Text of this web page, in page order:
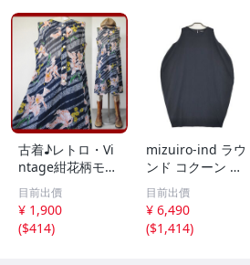
古着♪レトロ・Vi
ntage紺花柄モッ
ズワンピ♪70s60s
70年代60年代ヴ
ィンテージ日本製
Japan昭和ロマン
目前出價
¥ 1,900
($414)
mizuiro-ind ラウ
ンド コクーン ノ
ースリーブ ワン
ピース ネイビー
ミズイロインド 6
-0723M 286215
目前出價
¥ 6,490
($1,414)